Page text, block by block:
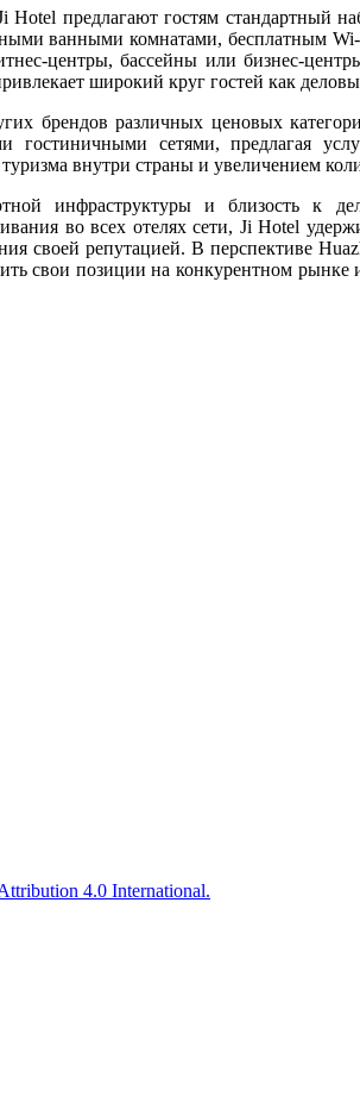
предлагают гостям стандартный
ванными комнатами, бесплатным
центры, бассейны или бизнес-
широкий круг гостей как
брендов различных ценовых
сетями, предлагая
внутри страны и увеличением
инфраструктуры и близость к
во всех отелях сети, Ji Hotel
своей репутацией. В перспективе
свои позиции на конкурентном рынке
4.0 International.